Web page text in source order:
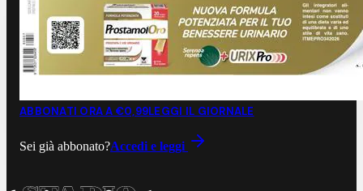
ABBONATI ORA A €0,99LEGGI IL GIORNALE
Sei già abbonato?Accedi e leggi